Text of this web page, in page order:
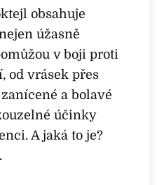
obsahuje
úžasně
v boji proti
od vrásek přes
a bolavé
účinky
A jaká to je?